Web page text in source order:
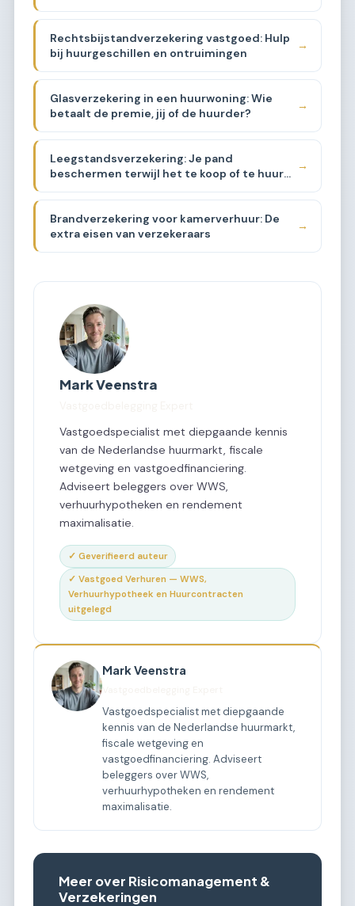
Rechtsbijstandverzekering vastgoed: Hulp
bij huurgeschillen en ontruimingen
→
Glasverzekering in een huurwoning: Wie
betaalt de premie, jij of de huurder?
→
Leegstandsverzekering: Je pand
beschermen terwijl het te koop of te huur
staat
→
Brandverzekering voor kamerverhuur: De
extra eisen van verzekeraars
→
Mark Veenstra
Vastgoedspecialist met diepgaande kennis
van de Nederlandse huurmarkt, fiscale
wetgeving en vastgoedfinanciering.
Adviseert beleggers over WWS,
verhuurhypotheken en rendement
maximalisatie.
✓ Geverifieerd auteur
✓ Vastgoed Verhuren — WWS,
Verhuurhypotheek en Huurcontracten
uitgelegd
Mark Veenstra
Vastgoedspecialist met diepgaande
kennis van de Nederlandse huurmarkt,
fiscale wetgeving en
vastgoedfinanciering. Adviseert
beleggers over WWS,
verhuurhypotheken en rendement
maximalisatie.
Meer over Risicomanagement &
Verzekeringen